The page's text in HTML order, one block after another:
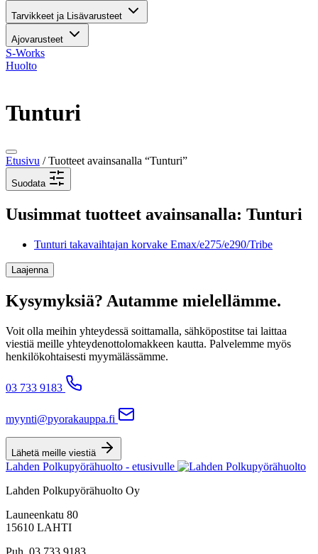
Tarvikkeet ja Lisävarusteet
Ajovarusteet
S-Works
Huolto
Tunturi
Etusivu / Tuotteet avainsanalla “Tunturi”
Suodata
Uusimmat tuotteet avainsanalla: Tunturi
Tunturi takavaihtajan korvake Emax/e275/e290/Tribe
Laajenna
Kysymyksiä? Autamme mielellämme.
Voit olla meihin yhteydessä soittamalla, sähköpostitse tai laittaa
viestiä meille yhteydenottolomakkeen kautta. Palvelemme myös
henkilökohtaisesti myymälässämme.
03 733 9183
myynti@pyorakauppa.fi
Lähetä meille viestiä
Lahden Polkupyörähuolto - etusivulle
Lahden Polkupyörähuolto Oy
Launeenkatu 80
15610 LAHTI
Puh. 03 733 9183